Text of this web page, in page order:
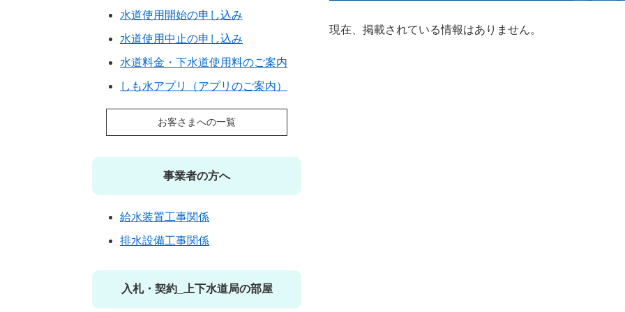
現在、掲載されている情報はありません。
水道使用開始の申し込み
水道使用中止の申し込み
水道料金・下水道使用料のご案内
しも水アプリ（アプリのご案内）
お客さまへの一覧
事業者の方へ
給水装置工事関係
排水設備工事関係
入札・契約_上下水道局の部屋